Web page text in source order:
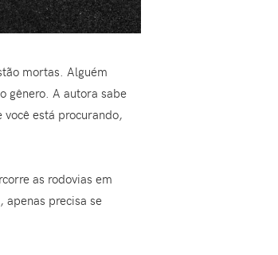
mortas. Alguém
gênero. A autora sabe
está procurando,
as rodovias em
precisa se